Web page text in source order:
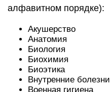
алфавитном порядке):
Акушерство
Анатомия
Биология
Биохимия
Биоэтика
Внутренние болезни
Военная гигиена